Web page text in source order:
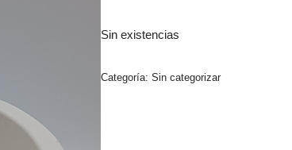
Sin existencias
Categoría: Sin categorizar